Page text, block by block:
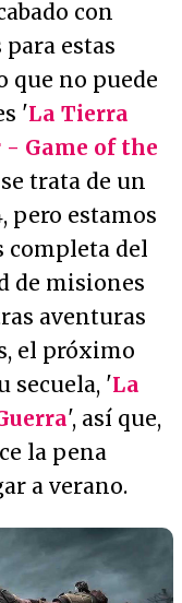
con
estas
que no puede
'La Tierra
- Game of the
trata de un
pero estamos
completa del
de misiones
aventuras
el próximo
secuela, 'La
', así que,
la pena
a verano.